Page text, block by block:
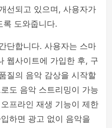
선되고 있으며, 사용자가
록 도와줍니다.
단합니다. 사용자는 스마
웹사이트에 가입한 후, 구
질의 음악 감상을 시작할
도 음악 스트리밍이 가능
프라인 재생 기능이 제한
하면 광고 없이 음악을